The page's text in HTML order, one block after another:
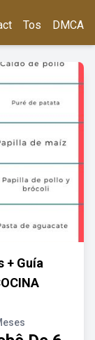
Tos DMCA
+ Guía